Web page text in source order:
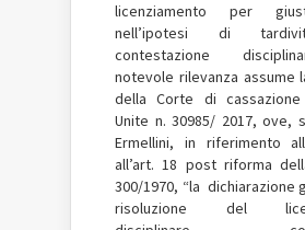
licenziamento per
nell’ipotesi di
contestazione
notevole rilevanza assume
della Corte di
Unite n. 30985/ 2017, ove,
Ermellini, in riferimentoall
all’art. 18 post riforma
300/1970, “la dichiarazione
risoluzione del